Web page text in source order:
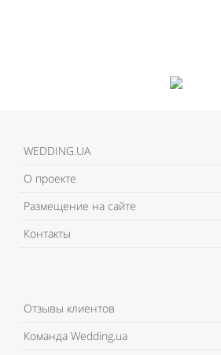
WEDDING.UA
О проекте
Размещение на сайте
Контакты
Отзывы клиентов
Команда Wedding.ua